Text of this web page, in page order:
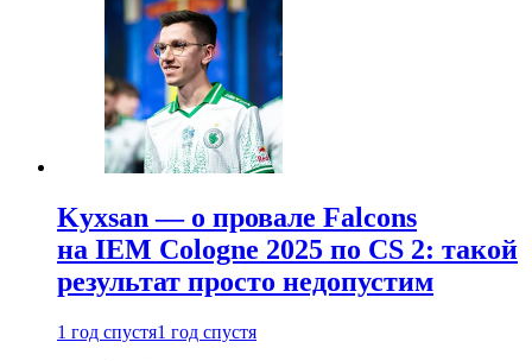
Kyxsan — о провале Falcons
на IEM Cologne 2025 по CS 2: такой
результат просто недопустим
1 год спустя1 год спустя